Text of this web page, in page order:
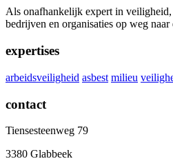
Als onafhankelijk expert in veiligheid,
bedrijven en organisaties op weg naar
expertises
arbeidsveiligheid asbest milieu
contact
Tiensesteenweg 79
3380 Glabbeek